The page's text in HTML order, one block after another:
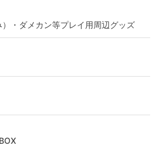
・ダメカン等プレイ用周辺グッズ